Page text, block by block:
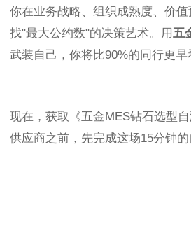
你在业务战略、组织成熟度、价
找"最大公约数"的决策艺术。用五
武装自己，你将比90%的同行更早
现在，获取《五金MES钻石选型
供应商之前，先完成这场15分钟的